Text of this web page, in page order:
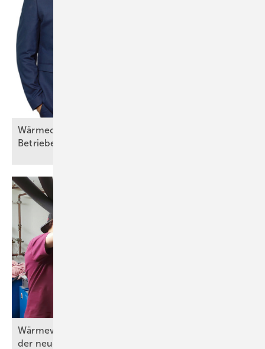
Wärmecontracting eröffnet auch kleinen SHK-
Betrieben neue
Wärmewände in der Praxis (Teil 3) – Umsetzung
der neuen